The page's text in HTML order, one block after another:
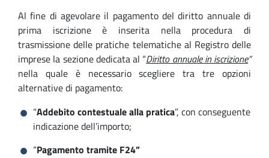
Al fine di agevolare il pagamento del diritto annuale di
prima iscrizione è inserita nella procedura di
trasmissione delle pratiche telematiche al Registro delle
imprese la sezione dedicata al “Diritto annuale in iscrizione”
nella quale è necessario scegliere tra tre opzioni
alternative di pagamento:
“Addebito contestuale alla pratica”, con conseguente
indicazione dell’importo;
“Pagamento tramite F24”